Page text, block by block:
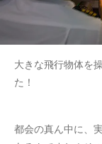
大きな飛行物体を
た！
都会の真ん中に、